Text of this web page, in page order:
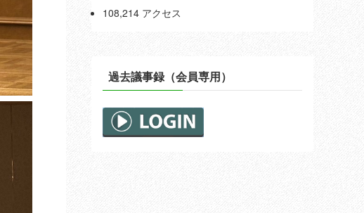
108,214 アクセス
過去議事録（会員専用）